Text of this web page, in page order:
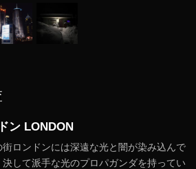
ン LONDON
街ロンドンには深遠な光と闇が染み込んで
決して派手な光のプロパガンダを持ってい